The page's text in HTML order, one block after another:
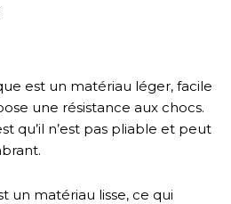
est un matériau léger, facile
une résistance aux chocs.
qu’il n’est pas pliable et peut
un matériau lisse, ce qui